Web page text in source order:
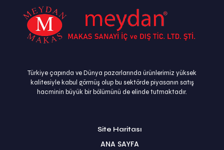
Türkiye çapında ve Dünya pazarlarında ürünlerimiz yüksek
kalitesiyle kabul görmüş olup bu sektörde piyasanın satış
hacminin büyük bir bölümünü de elinde tutmaktadır.
Site Haritası
ANA SAYFA